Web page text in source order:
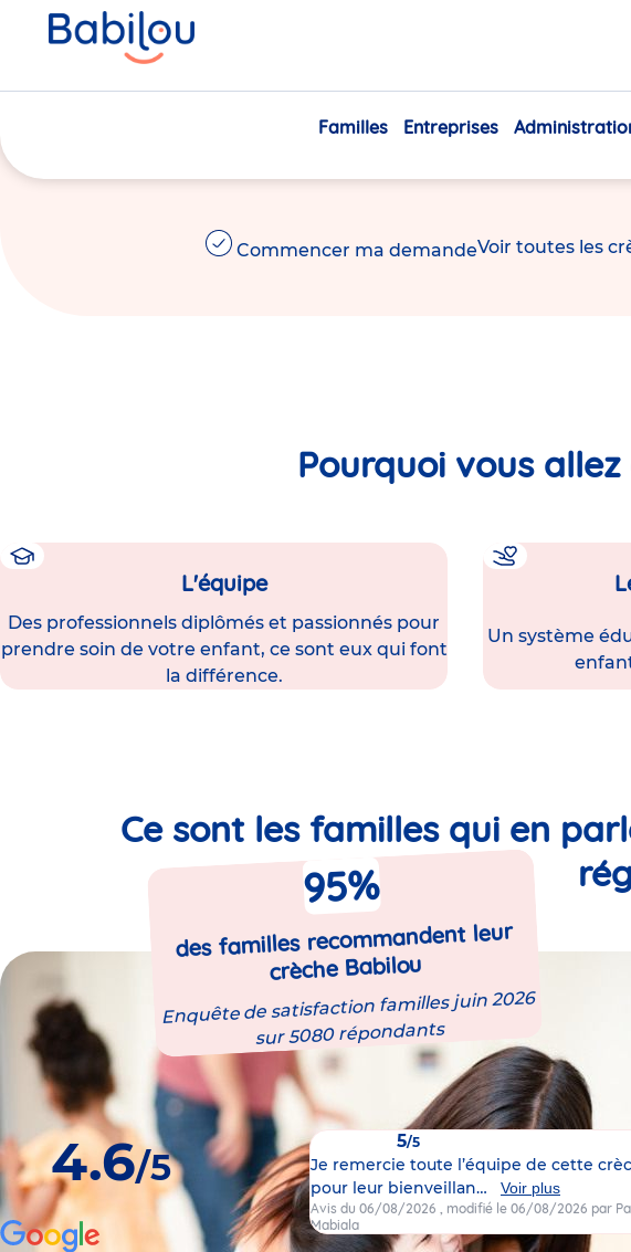
Familles Entreprises
Descrèches
s'épanouir
Commencer ma demandeVoir toutes les
Pourquoi vous
L'équipe
Des professionnels diplômés et passionnés pour
prendre soin de votre enfant, ce sont eux qui font
la différence.
Un système
Ce sont les familles qui en
95%
des familles recommandent leur
crèche Babilou
Enquête de satisfaction familles juin 2026
sur 5080 répondants
4.6/5
5/5
Je remercie toute l’équipe de cette
pour leur bienveillan…
Voir plus
Avis du 06/08/2026 , modifié le 06/08/2026 par
Mabiala